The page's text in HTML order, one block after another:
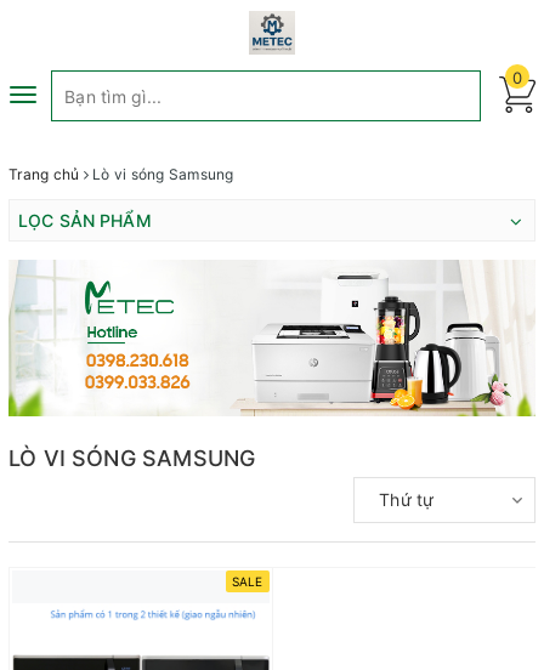
Toggle
navigation
0
Trang chủ Lò vi sóng Samsung
LỌC SẢN PHẨM
LÒ VI SÓNG SAMSUNG
Thứ tự
SALE